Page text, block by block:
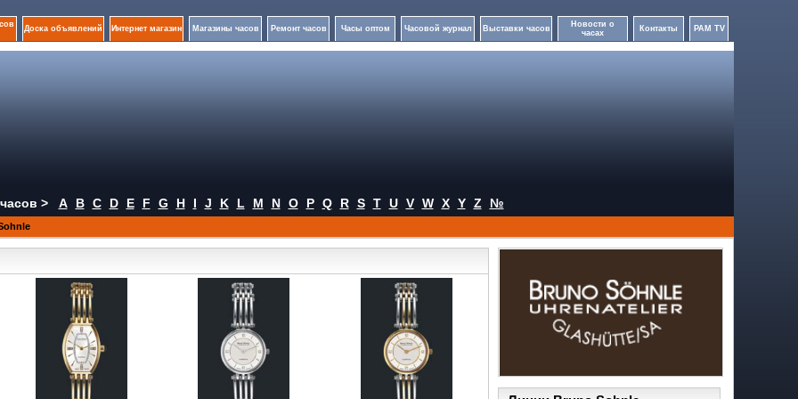
Доска объявлений Интернет магазин Магазины часов Ремонт часов Часы оптом Часовой журнал Выставки часов
Новости о
часах
Контакты PAM TV
> A B C D E F G H I J K L M N O P Q R S T U V W X Y Z №